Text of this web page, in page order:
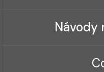
Návody